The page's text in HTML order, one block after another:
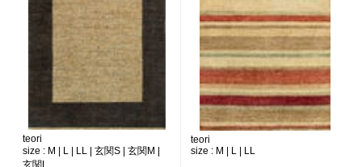
teori
size : M | L | LL | 玄関S | 玄関M |
玄関L
teori
size : M | L | LL